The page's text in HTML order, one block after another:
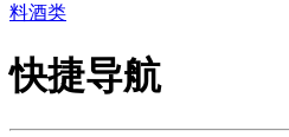
料酒类
快捷导航